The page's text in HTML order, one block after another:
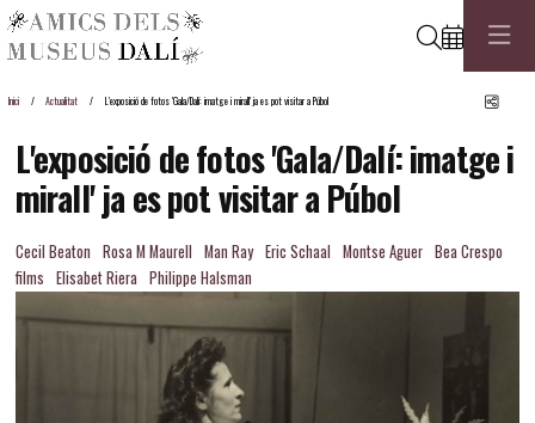
Cerca
Inici Actualitat L'exposició de fotos 'Gala/Dalí: imatge i mirall' ja es pot visitar a Púbol
L'exposició de fotos 'Gala/Dalí: imatge i
mirall' ja es pot visitar a Púbol
Cecil Beaton Rosa M Maurell Man Ray Eric Schaal Montse Aguer Bea Crespo
films Elisabet Riera Philippe Halsman